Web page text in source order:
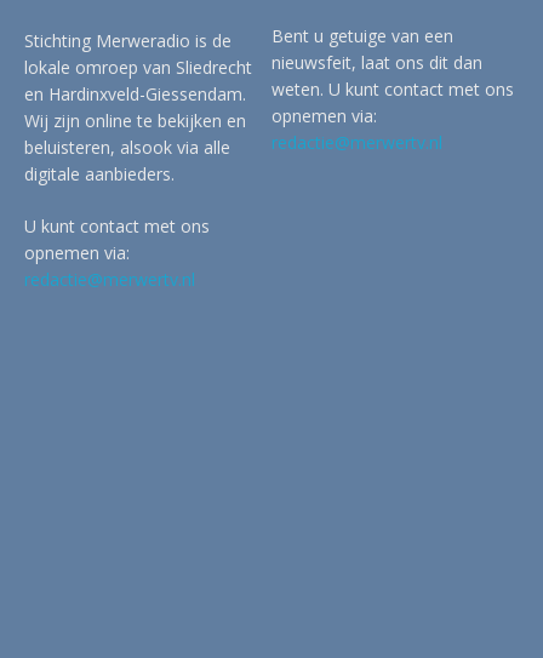
Stichting Merweradio is de
lokale omroep van Sliedrecht
en Hardinxveld-Giessendam.
Wij zijn online te bekijken en
beluisteren, alsook via alle
digitale aanbieders.
U kunt contact met ons
opnemen via:
redactie@merwertv.nl
Bent u getuige van een
nieuwsfeit, laat ons dit dan
weten. U kunt contact met ons
opnemen via:
redactie@merwertv.nl